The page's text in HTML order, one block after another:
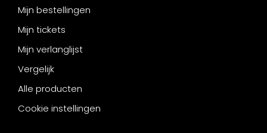
Mijn bestellingen
Mijn tickets
Mijn verlanglijst
Vergelijk
Alle producten
Cookie instellingen